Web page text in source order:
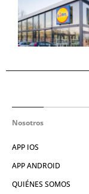
Nosotros
APP IOS
APP ANDROID
QUIÉNES SOMOS